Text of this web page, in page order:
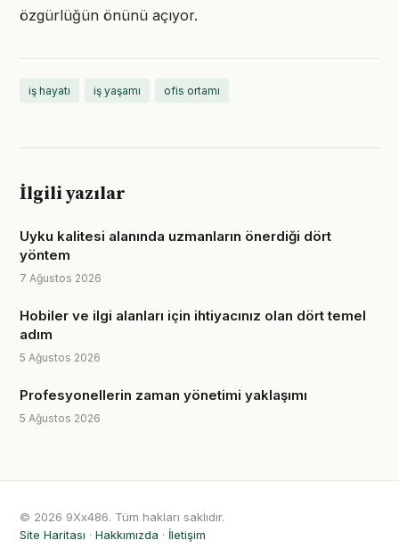
özgürlüğün önünü açıyor.
iş hayatı iş yaşamı ofis ortamı
İlgili yazılar
Uyku kalitesi alanında uzmanların önerdiği dört
yöntem
7 Ağustos 2026
Hobiler ve ilgi alanları için ihtiyacınız olan dört temel
adım
5 Ağustos 2026
Profesyonellerin zaman yönetimi yaklaşımı
5 Ağustos 2026
© 2026 9Xx486. Tüm hakları saklıdır.
Site Haritası · Hakkımızda · İletişim